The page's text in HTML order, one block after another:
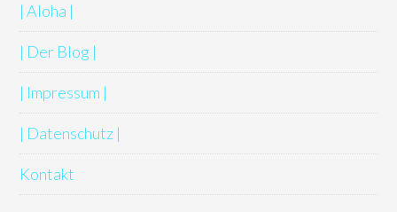
| Aloha |
| Der Blog |
| Impressum |
| Datenschutz |
Kontakt